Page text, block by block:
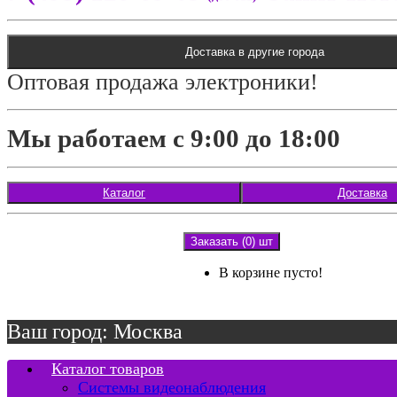
Доставка в другие города
Оптовая продажа электроники!
Мы работаем с 9:00 до 18:00
Каталог Доставка
Заказать (0) шт
В корзине пусто!
Ваш город: Москва
Каталог товаров
Системы видеонаблюдения